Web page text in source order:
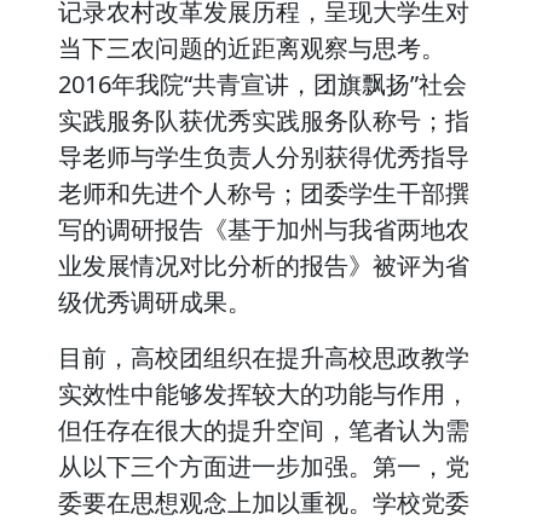
记录农村改革发展历程，呈现大学生对
当下三农问题的近距离观察与思考。
2016年我院“共青宣讲，团旗飘扬”社会
实践服务队获优秀实践服务队称号；指
导老师与学生负责人分别获得优秀指导
老师和先进个人称号；团委学生干部撰
写的调研报告《基于加州与我省两地农
业发展情况对比分析的报告》被评为省
级优秀调研成果。
目前，高校团组织在提升高校思政教学
实效性中能够发挥较大的功能与作用，
但任存在很大的提升空间，笔者认为需
从以下三个方面进一步加强。第一，党
委要在思想观念上加以重视。学校党委